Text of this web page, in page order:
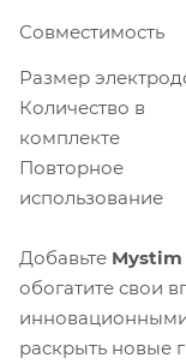
Совместимость
Размер
Количество в
комплекте
Повторное
использование
Добавьте
обогатите свои
раскрыть новые